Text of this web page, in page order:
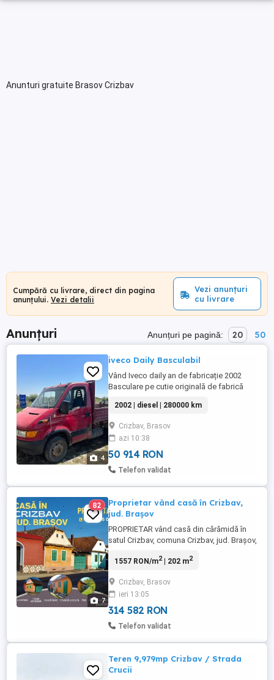
Anunturi gratuite Brasov Crizbav
Cumpără cu livrare, direct din pagina
anunțului. Vezi detalii
Vezi anunțuri
cu livrare
Anunțuri Anunțuri pe pagină: 20 50
4
iveco Daily Basculabil
Vând Iveco daily an de fabricație 2002
Basculare pe cutie originală de fabrică
proprietar în România Bena Cantoni
originală Pentru mai multe detalii, vă rog
să mă contactați.
2002 | diesel | 280000 km
Crizbav, Brasov
azi 10:38
50 914 RON
Telefon validat
7
82
Proprietar vând casă în Crizbav,
jud. Brașov
PROPRIETAR vând casă din cărămidă în
satul Crizbav, comuna Crizbav, jud. Brașov,
aproape de centrul comunei, are 3
baie modernă cu duș, gresie, faianță,
bucătărie, anexe, pod, pivniță uscată,
cuptor de pâine. Suprafața utilă ...
1557 RON/m2| 202 m2
Crizbav, Brasov
ieri 13:05
314 582 RON
Telefon validat
Teren 9,979mp Crizbav / Strada
Crucii